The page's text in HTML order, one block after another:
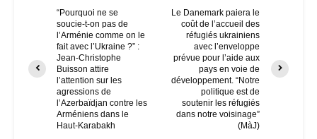
“Pourquoi ne se
soucie-t-on pas de
l’Arménie comme on le
fait avec l’Ukraine ?” :
Jean-Christophe
Buisson attire
l’attention sur les
agressions de
l’Azerbaïdjan contre les
Arméniens dans le
Haut-Karabakh
Le Danemark paiera le
coût de l’accueil des
réfugiés ukrainiens
avec l’enveloppe
prévue pour l’aide aux
pays en voie de
développement. “Notre
politique est de
soutenir les réfugiés
dans notre voisinage”
(MàJ)